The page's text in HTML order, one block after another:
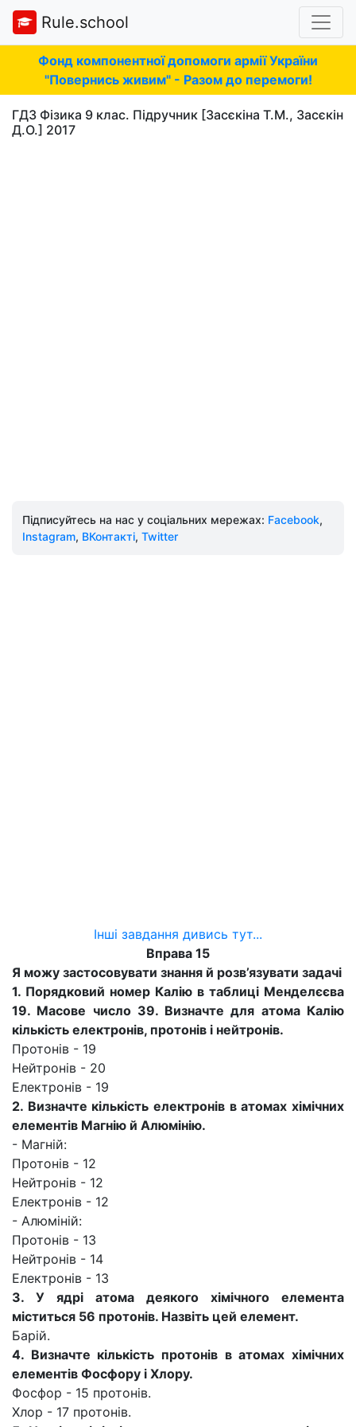
Rule.school
Фонд компонентної допомоги армії України
"Повернись живим" - Разом до перемоги!
ГДЗ Фізика 9 клас. Підручник [Засєкіна Т.М., Засєкін
Д.О.] 2017
Підписуйтесь на нас у соціальних мережах: Facebook,
Instagram, ВКонтакті, Twitter
Інші завдання дивись тут...
Вправа 15
Я можу застосовувати знання й розв’язувати задачі
1. Порядковий номер Калію в таблиці Менделєєва
19. Масове число 39. Визначте для атома Калію
кількість електронів, протонів і нейтронів.
Протонів - 19
Нейтронів - 20
Електронів - 19
2. Визначте кількість електронів в атомах хімічних
елементів Магнію й Алюмінію.
- Магній:
Протонів - 12
Нейтронів - 12
Електронів - 12
- Алюміній:
Протонів - 13
Нейтронів - 14
Електронів - 13
3. У ядрі атома деякого хімічного елемента
міститься 56 протонів. Назвіть цей елемент.
Барій.
4. Визначте кількість протонів в атомах хімічних
елементів Фосфору і Хлору.
Фосфор - 15 протонів.
Хлор - 17 протонів.